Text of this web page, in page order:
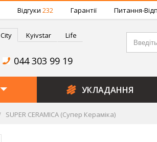
Відгуки 232 Гарантії Питання-
City Kyivstar Life
044 303 99 19
УКЛАДАННЯ
SUPER CERAMICA (Супер Кераміка)